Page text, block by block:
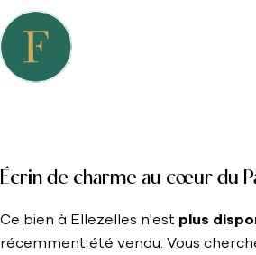
Aller au contenu principal
VENDU DANS LA SEMAINE
Écrin de charme au cœur du
Ce bien à Ellezelles n'est plus
récemment été vendu. Vous